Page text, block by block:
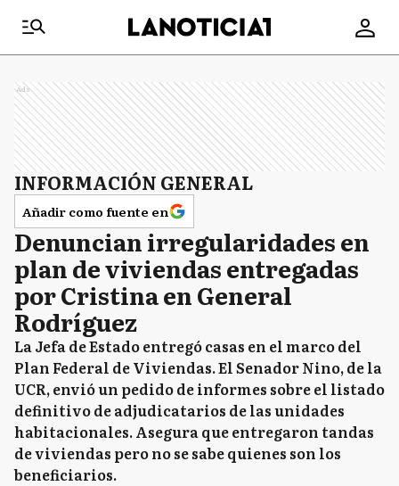
Ads
INFORMACIÓN GENERAL
Añadir como fuente en
Denuncian irregularidades en
plan de viviendas entregadas
por Cristina en General
Rodríguez
La Jefa de Estado entregó casas en el marco del
Plan Federal de Viviendas. El Senador Nino, de la
UCR, envió un pedido de informes sobre el listado
definitivo de adjudicatarios de las unidades
habitacionales. Asegura que entregaron tandas
de viviendas pero no se sabe quienes son los
beneficiarios.